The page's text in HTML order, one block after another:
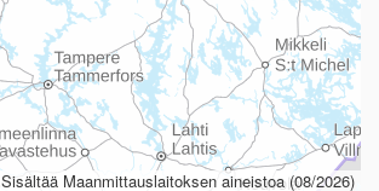
Sisältää Maanmittauslaitoksen aineistoa (08/2026)